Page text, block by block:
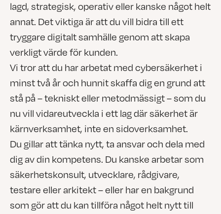
lagd, strategisk, operativ eller kanske något helt
annat. Det viktiga är att du vill bidra till ett
tryggare digitalt samhälle genom att skapa
verkligt värde för kunden.
Vi tror att du har arbetat med cybersäkerhet i
minst två år och hunnit skaffa dig en grund att
stå på – tekniskt eller metodmässigt – som du
nu vill vidareutveckla i ett lag där säkerhet är
kärnverksamhet, inte en sidoverksamhet.
Du gillar att tänka nytt, ta ansvar och dela med
dig av din kompetens. Du kanske arbetar som
säkerhetskonsult, utvecklare, rådgivare,
testare eller arkitekt – eller har en bakgrund
som gör att du kan tillföra något helt nytt till